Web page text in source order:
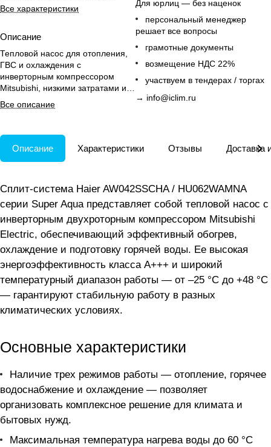
Все характеристики
Описание
Тепловой насос для отопления,
ГВС и охлаждения с
инверторным компрессором
Mitsubishi, низкими затратами и
широким диапазоном рабочих
температур.
Все описание
Для юрлиц — без наценок
персональный менеджер
решает все вопросы
грамотные документы
возмещение НДС 22%
участвуем в тендерах / торгах
→ info@iclim.ru
Описание Характеристики Отзывы Доставка
Сплит-система Haier AW042SSCHA / HU062WAMNA
серии Super Aqua представляет собой тепловой насос с
инверторным двухроторным компрессором Mitsubishi
Electric, обеспечивающий эффективный обогрев,
охлаждение и подготовку горячей воды. Ее высокая
энергоэффективность класса A+++ и широкий
температурный диапазон работы — от –25 °С до +48 °С
— гарантируют стабильную работу в разных
климатических условиях.
Основные характеристики
Наличие трех режимов работы — отопление, горячее
водоснабжение и охлаждение — позволяет
организовать комплексное решение для климата и
бытовых нужд.
Максимальная температура нагрева воды до 60 °С